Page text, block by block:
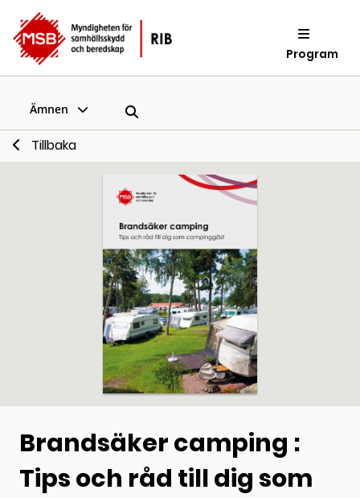
Program
Ämnen
Tillbaka
Brandsäker camping :
Tips och råd till dig som